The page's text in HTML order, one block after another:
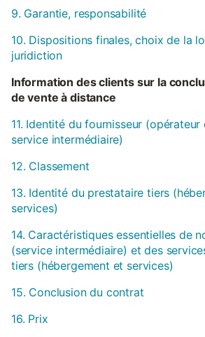
9. Garantie, responsabilité
10. Dispositions finales, choix de la
juridiction
Information des clients sur la
de vente à distance
11. Identité du fournisseur
service intermédiaire)
12. Classement
13. Identité du prestataire tiers
services)
14. Caractéristiques essentielles de
(service intermédiaire) et des
tiers (hébergement et services)
15. Conclusion du contrat
16. Prix